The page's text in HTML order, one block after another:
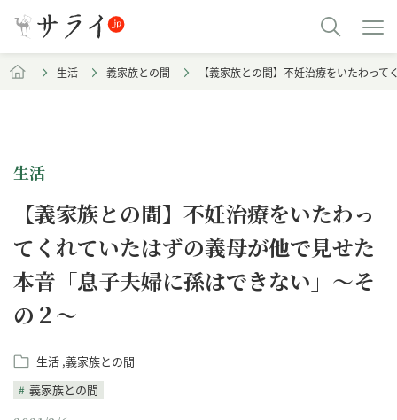
生活 義家族との間 【義家族との間】不妊治療をいたわっ
生活
【義家族との間】不妊治療をいたわっ
てくれていたはずの義母が他で見せた
本音「息子夫婦に孫はできない」～そ
の２～
生活 義家族との間
義家族との間